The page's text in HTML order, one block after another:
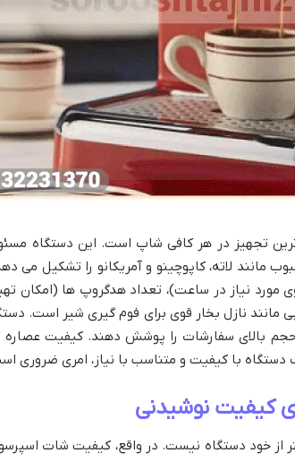
تجهیز در هر کافی شاپ است. این دستگاه
مانند لاته، کاپوچینو و آمریکانو را تشکیل می
نیاز در ساعت)، تعداد هدگروپ ها (امکان
مانند نازل بخار قوی برای فوم گیری شیر است.
حجم بالای سفارشات را پوشش دهند. کیفیت
دستگاه با کیفیت و متناسب با نیاز، امری ضروری
کیفیت نوشیدنی
از خود دستگاه نیست. در واقع، کیفیت شات